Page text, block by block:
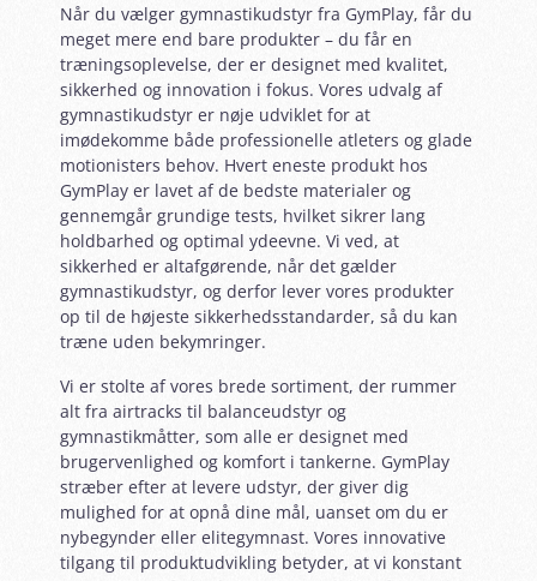
Når du vælger gymnastikudstyr fra GymPlay, får du
meget mere end bare produkter – du får en
træningsoplevelse, der er designet med kvalitet,
sikkerhed og innovation i fokus. Vores udvalg af
gymnastikudstyr er nøje udviklet for at
imødekomme både professionelle atleters og glade
motionisters behov. Hvert eneste produkt hos
GymPlay er lavet af de bedste materialer og
gennemgår grundige tests, hvilket sikrer lang
holdbarhed og optimal ydeevne. Vi ved, at
sikkerhed er altafgørende, når det gælder
gymnastikudstyr, og derfor lever vores produkter
op til de højeste sikkerhedsstandarder, så du kan
træne uden bekymringer.
Vi er stolte af vores brede sortiment, der rummer
alt fra airtracks til balanceudstyr og
gymnastikmåtter, som alle er designet med
brugervenlighed og komfort i tankerne. GymPlay
stræber efter at levere udstyr, der giver dig
mulighed for at opnå dine mål, uanset om du er
nybegynder eller elitegymnast. Vores innovative
tilgang til produktudvikling betyder, at vi konstant